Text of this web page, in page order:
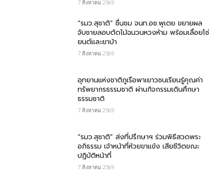
7 สิงหาคม 2569
“รมว.สุชาติ” ชื่นชม​ จนท.อช.พุเตย​ ขยายผล
จับชายลอบตัดไม้ฉนวนหวงห้าม พร้อมเลื่อยโซ่
ยนต์และยาบ้า
7 สิงหาคม 2569
อุทยานแห่งชาติภูเรือพาเยาวชนเรียนรู้คุณค่า
ทรัพยากรธรรมชาติ ผ่านกิจกรรมเดินศึกษา
ธรรมชาติ
7 สิงหาคม 2569
“รมว.สุชาติ” ส่งที่ปรึกษาฯ ร่วมพิธีสวดพระ
อภิธรรม เจ้าหน้าที่ห้วยขาแข้ง เสียชีวิตขณะ
ปฏิบัติหน้าที่
7 สิงหาคม 2569